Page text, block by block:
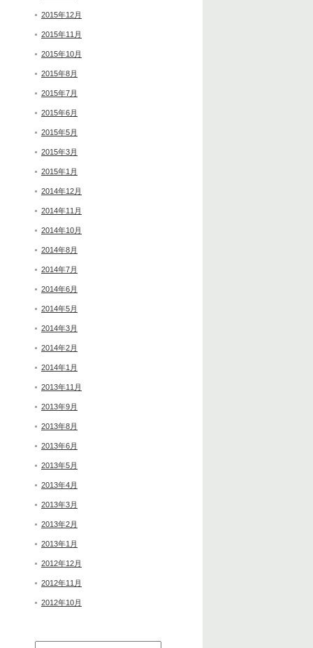
2015年12月
2015年11月
2015年10月
2015年8月
2015年7月
2015年6月
2015年5月
2015年3月
2015年1月
2014年12月
2014年11月
2014年10月
2014年8月
2014年7月
2014年6月
2014年5月
2014年3月
2014年2月
2014年1月
2013年11月
2013年9月
2013年8月
2013年6月
2013年5月
2013年4月
2013年3月
2013年2月
2013年1月
2012年12月
2012年11月
2012年10月